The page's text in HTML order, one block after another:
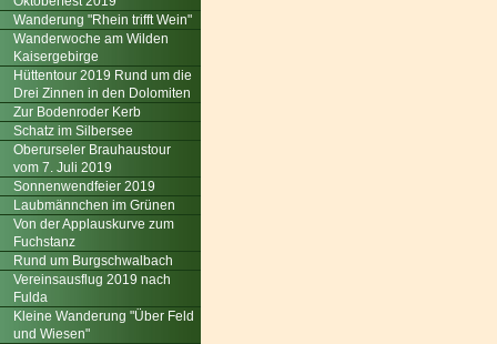
Wanderung "Rhein trifft Wein"
Wanderwoche am Wilden
Kaisergebirge
Hüttentour 2019 Rund um die
Drei Zinnen in den Dolomiten
Zur Bodenroder Kerb
Schatz im Silbersee
Oberurseler Brauhaustour
vom 7. Juli 2019
Sonnenwendfeier 2019
Laubmännchen im Grünen
Von der Applauskurve zum
Fuchstanz
Rund um Burgschwalbach
Vereinsausflug 2019 nach
Fulda
Kleine Wanderung "Über Feld
und Wiesen"